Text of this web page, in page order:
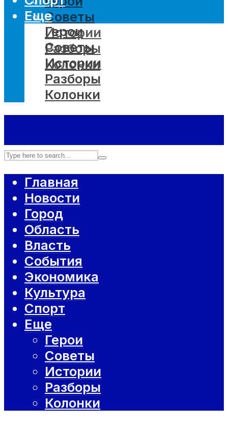
Советы
Истории
Разборы
Колонки
Еще
Герои
Советы
Истории
Разборы
Колонки
Главная
Новости
Город
Область
Власть
События
Экономика
Культура
Спорт
Еще
Герои
Советы
Истории
Разборы
Колонки